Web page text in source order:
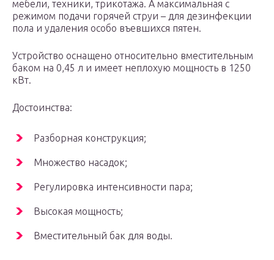
мебели, техники, трикотажа. А максимальная с
режимом подачи горячей струи – для дезинфекции
пола и удаления особо въевшихся пятен.
Устройство оснащено относительно вместительным
баком на 0,45 л и имеет неплохую мощность в 1250
кВт.
Достоинства:
Разборная конструкция;
Множество насадок;
Регулировка интенсивности пара;
Высокая мощность;
Вместительный бак для воды.